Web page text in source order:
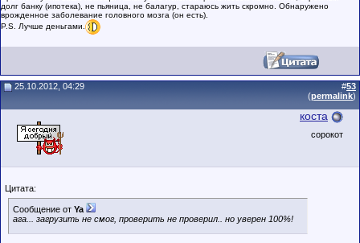
долг банку (ипотека), не пьяница, не балагур, стараюсь жить скромно. Обнаружено
врожденное заболевание головного мозга (он есть).
P.S. Лучше деньгами.
25.10.2012, 04:29 #53
(permalink)
коста
сорокот
Цитата:
Сообщение от Ya
ага... загрузить не смог, проверить не проверил.. но уверен 100%!